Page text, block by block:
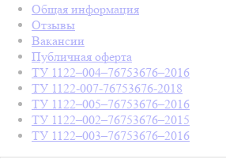
Общая информация
Отзывы
Вакансии
Публичная оферта
ТУ 1122–004–76753676–2016
ТУ 1122-007-76753676-2018
ТУ 1122–005–76753676–2016
ТУ 1122–002–76753676–2015
ТУ 1122–003–76753676–2016